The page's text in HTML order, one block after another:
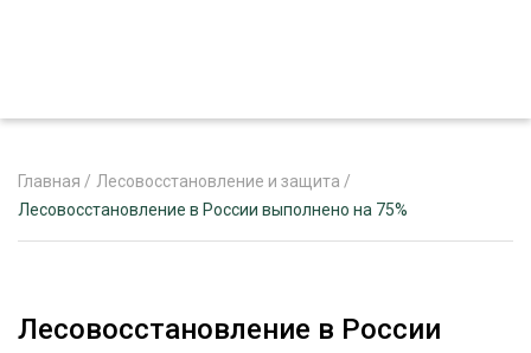
РЕКЛАМОДАТЕЛЯМ
Главная / Лесовосстановление и защита /
Лесовосстановление в России выполнено на 75%
Лесовосстановление в России